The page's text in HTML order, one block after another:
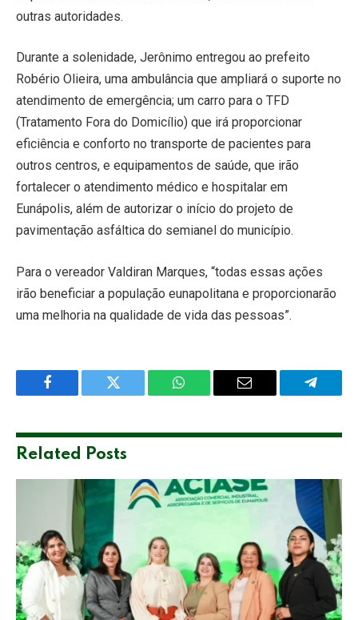
outras autoridades.
Durante a solenidade, Jerônimo entregou ao prefeito
Robério Olieira, uma ambulância que ampliará o suporte no
atendimento de emergência; um carro para o TFD
(Tratamento Fora do Domicílio) que irá proporcionar
eficiência e conforto no transporte de pacientes para
outros centros, e equipamentos de saúde, que irão
fortalecer o atendimento médico e hospitalar em
Eunápolis, além de autorizar o início do projeto de
pavimentação asfáltica do semianel do município.
Para o vereador Valdiran Marques, “todas essas ações
irão beneficiar a população eunapolitana e proporcionarão
uma melhoria na qualidade de vida das pessoas”.
Facebook Twitter WhatsApp Email
Related Posts